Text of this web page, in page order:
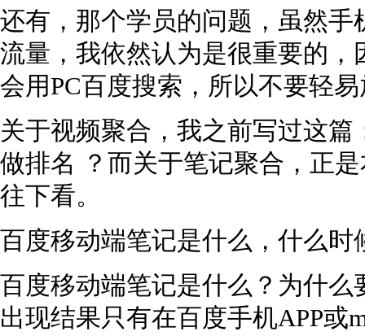
还有，那个学员的问题，虽然手
流量，我依然认为是很重要的
会用PC百度搜索，所以不要轻
关于视频聚合，我之前写过这
做排名 ？而关于笔记聚合，正
往下看。
百度移动端笔记是什么，什么时
百度移动端笔记是什么？为什
出现结果只有在百度手机APP或